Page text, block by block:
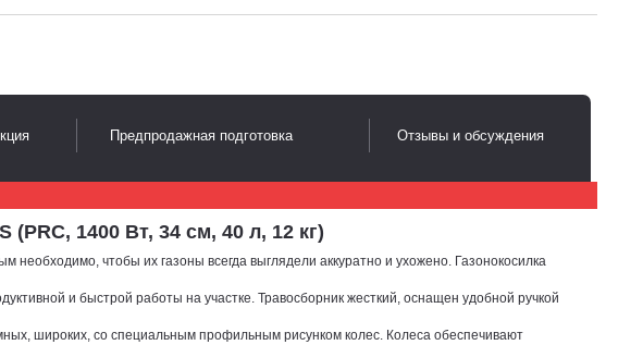
1400 Вт, 34 см, 40 л, 12 кг)
чтобы их газоны всегда выглядели аккуратно и ухожено. Газонокосилка
и быстрой работы на участке. Травосборник жесткий, оснащен удобной ручкой
широких, со специальным профильным рисунком колес. Колеса обеспечивают
Предпродажная подготовка Отзывы и обсуждения